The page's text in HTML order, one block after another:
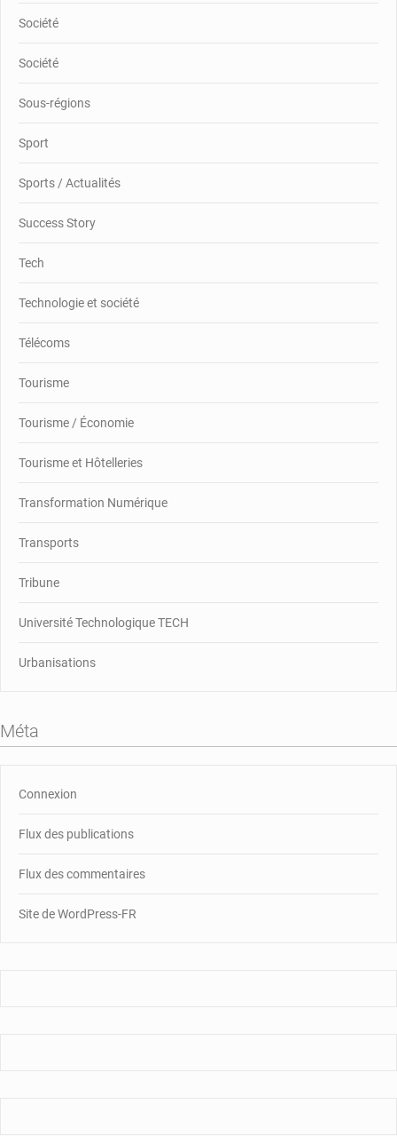
Société
Société
Sous-régions
Sport
Sports / Actualités
Success Story
Tech
Technologie et société
Télécoms
Tourisme
Tourisme / Économie
Tourisme et Hôtelleries
Transformation Numérique
Transports
Tribune
Université Technologique TECH
Urbanisations
Méta
Connexion
Flux des publications
Flux des commentaires
Site de WordPress-FR